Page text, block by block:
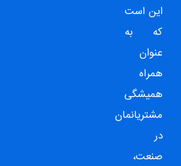
این است
که به
عنوان
همراه
همیشگی
مشتریانمان
در
صنعت،